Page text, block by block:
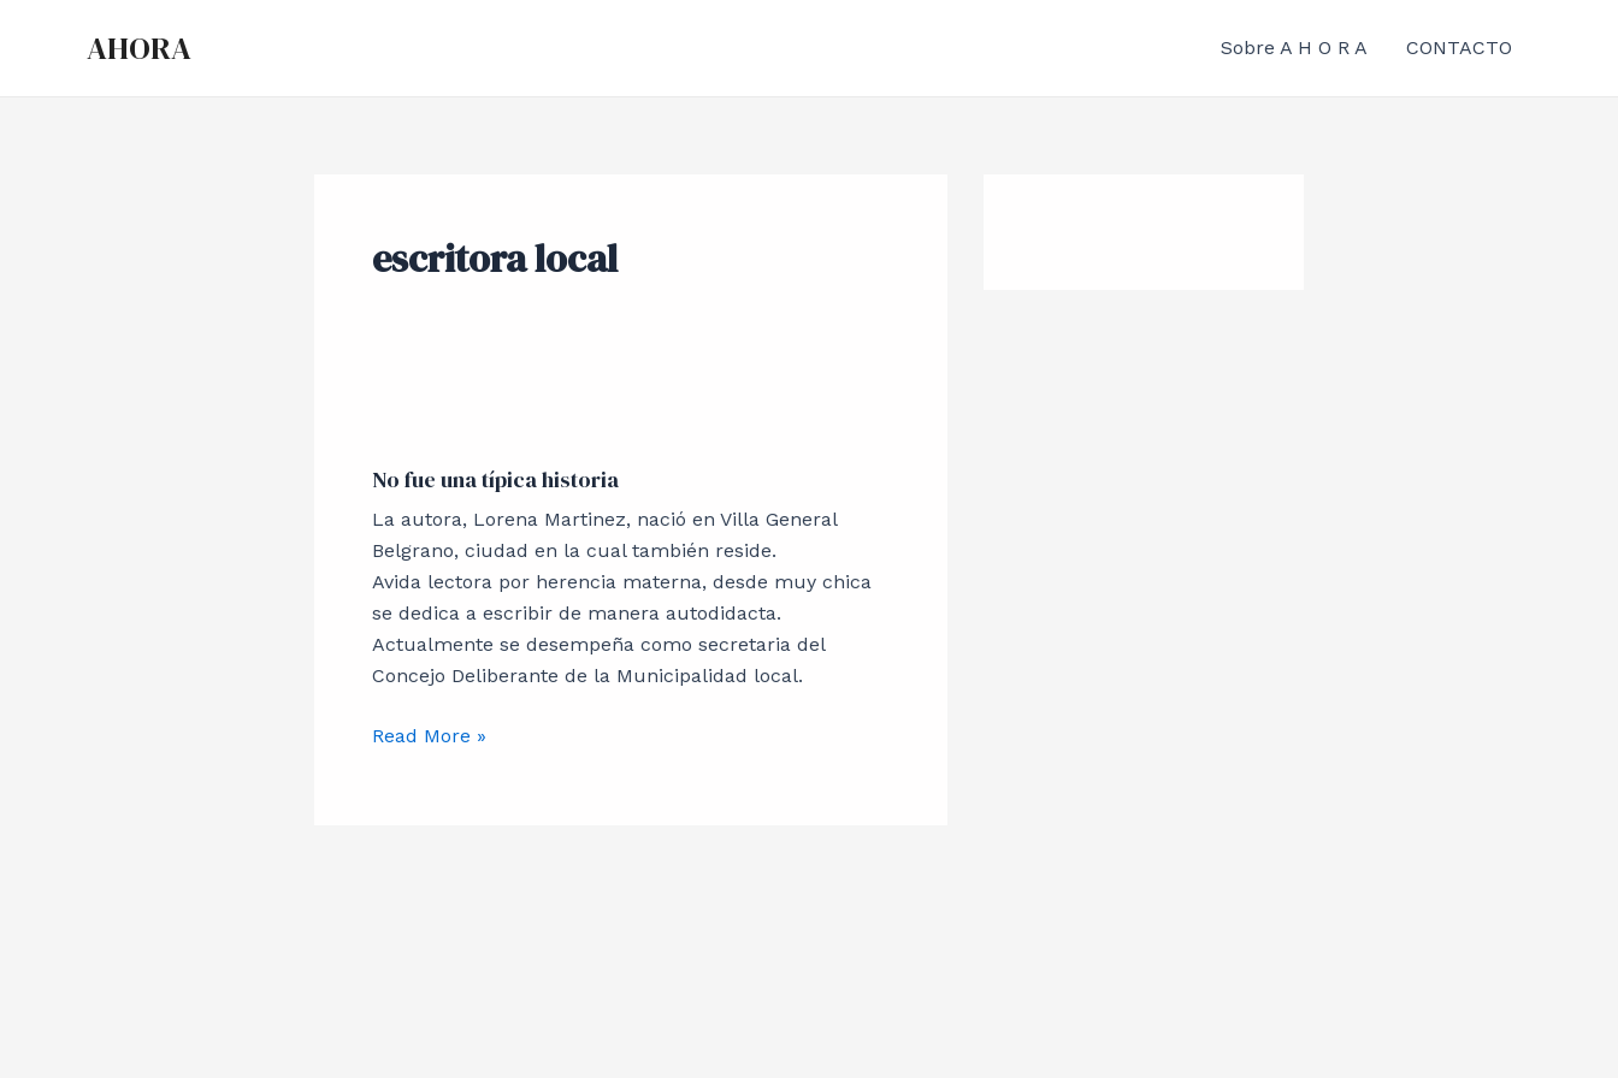
AHORA Sobre A H O R A CONTACTO
escritora local
No fue una típica historia
La autora, Lorena Martinez, nació en Villa General
Belgrano, ciudad en la cual también reside.
Avida lectora por herencia materna, desde muy chica
se dedica a escribir de manera autodidacta.
Actualmente se desempeña como secretaria del
Concejo Deliberante de la Municipalidad local.
una
típica
historia
Read More »